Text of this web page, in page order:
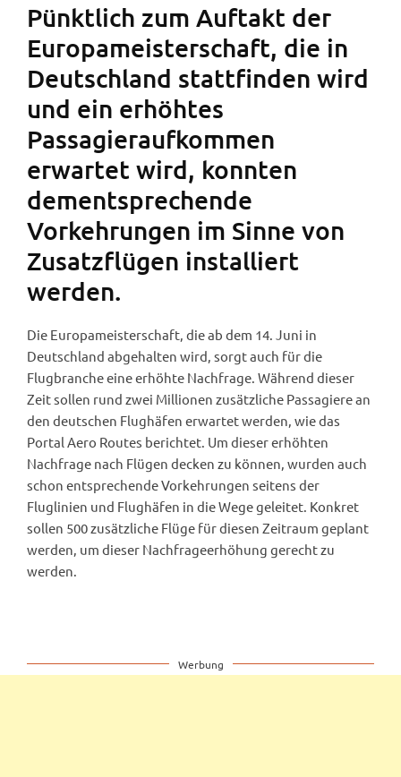
Pünktlich zum Auftakt der
Europameisterschaft, die in
Deutschland stattfinden wird
und ein erhöhtes
Passagieraufkommen
erwartet wird, konnten
dementsprechende
Vorkehrungen im Sinne von
Zusatzflügen installiert
werden.
Die Europameisterschaft, die ab dem 14. Juni in
Deutschland abgehalten wird, sorgt auch für die
Flugbranche eine erhöhte Nachfrage. Während dieser
Zeit sollen rund zwei Millionen zusätzliche Passagiere an
den deutschen Flughäfen erwartet werden, wie das
Portal Aero Routes berichtet. Um dieser erhöhten
Nachfrage nach Flügen decken zu können, wurden auch
schon entsprechende Vorkehrungen seitens der
Fluglinien und Flughäfen in die Wege geleitet. Konkret
sollen 500 zusätzliche Flüge für diesen Zeitraum geplant
werden, um dieser Nachfrageerhöhung gerecht zu
werden.
Werbung